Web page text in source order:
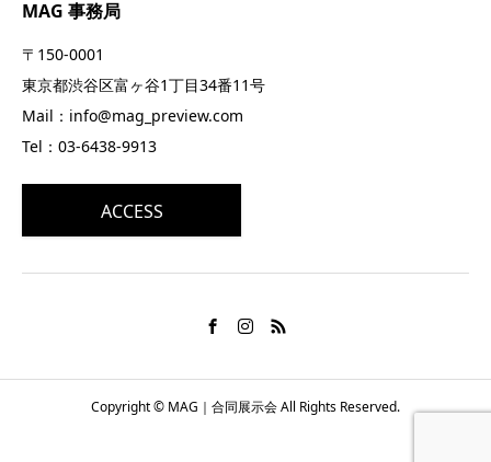
MAG 事務局
〒150-0001
東京都渋谷区富ヶ谷1丁目34番11号
Mail：info@mag_preview.com
Tel：03-6438-9913
ACCESS
Copyright © MAG｜合同展示会 All Rights Reserved.